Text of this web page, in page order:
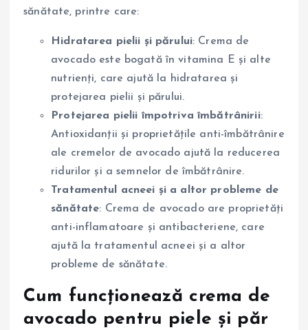
sănătate, printre care:
Hidratarea pielii și părului: Crema de
avocado este bogată în vitamina E și alte
nutrienți, care ajută la hidratarea și
protejarea pielii și părului.
Protejarea pielii împotriva îmbătrânirii:
Antioxidanții și proprietățile anti-îmbătrânire
ale cremelor de avocado ajută la reducerea
ridurilor și a semnelor de îmbătrânire.
Tratamentul acneei și a altor probleme de
sănătate: Crema de avocado are proprietăți
anti-inflamatoare și antibacteriene, care
ajută la tratamentul acneei și a altor
probleme de sănătate.
Cum funcționează crema de
avocado pentru piele și păr